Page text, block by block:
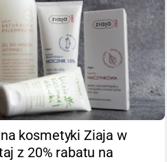
kosmetyki Ziaja w
z 20% rabatu na